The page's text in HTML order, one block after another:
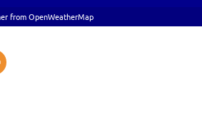
from OpenWeatherMap